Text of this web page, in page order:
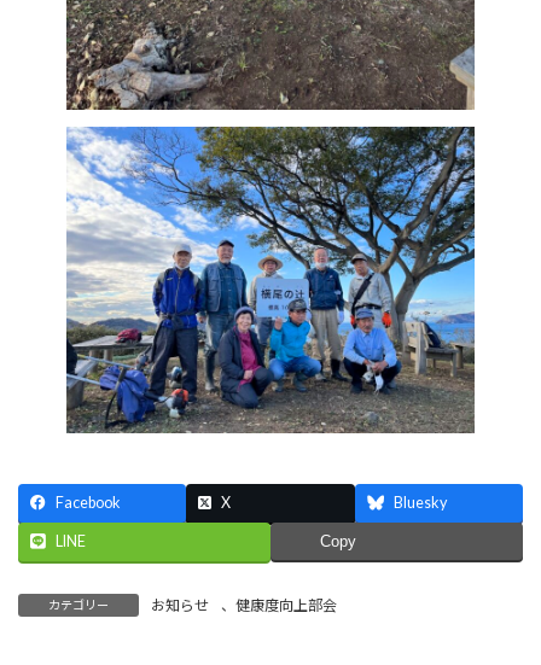
Facebook X Bluesky
LINE Copy
カテゴリー お知らせ 、 健康度向上部会